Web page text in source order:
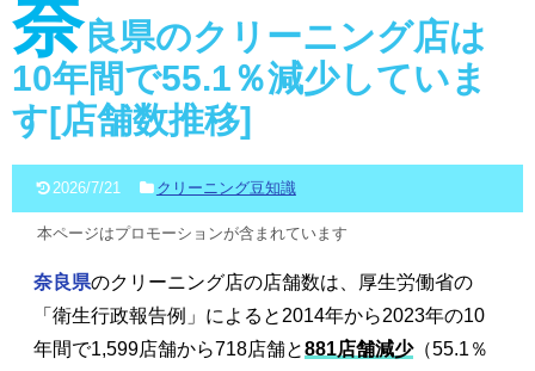
奈良県のクリーニング店は
10年間で55.1％減少していま
す[店舗数推移]
2026/7/21 クリーニング豆知識
本ページはプロモーションが含まれています
奈良県のクリーニング店の店舗数は、厚生労働省の
「衛生行政報告例」によると2014年から2023年の10
年間で1,599店舗から718店舗と881店舗減少（55.1％